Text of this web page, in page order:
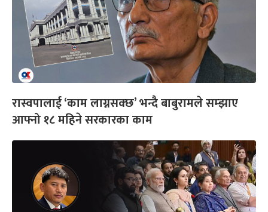
रास्वपालाई ‘काम लाग्नसक्छ’ भन्दै बाबुरामले सम्झाए
आफ्नो १८ महिने सरकारका काम